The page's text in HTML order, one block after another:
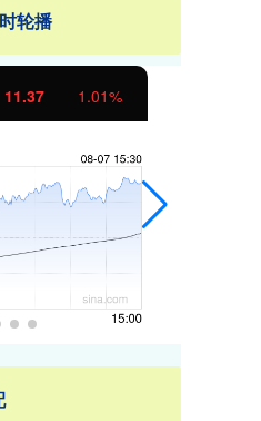
轮播
11.37 1.01%